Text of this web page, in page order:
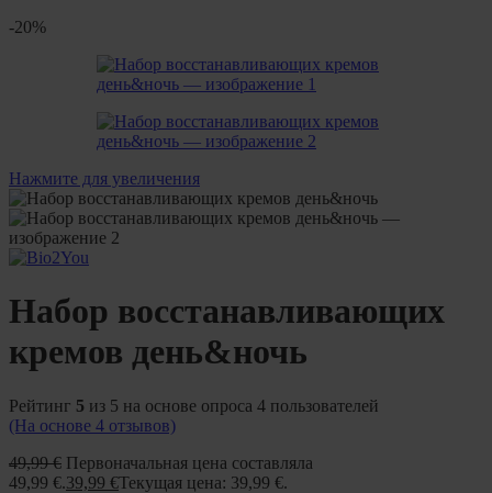
-20%
Нажмите для увеличения
Набор восстанавливающих
кремов день&ночь
Рейтинг 5 из 5 на основе опроса 4 пользователей
(На основе 4 отзывов)
49,99€ Первоначальная цена составляла
49,99 €.39,99 €Текущая цена: 39,99 €.